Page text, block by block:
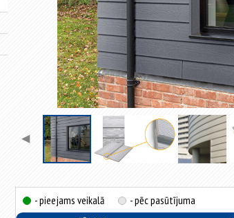
◀
- pieejams veikalā
- pēc pasūtījuma